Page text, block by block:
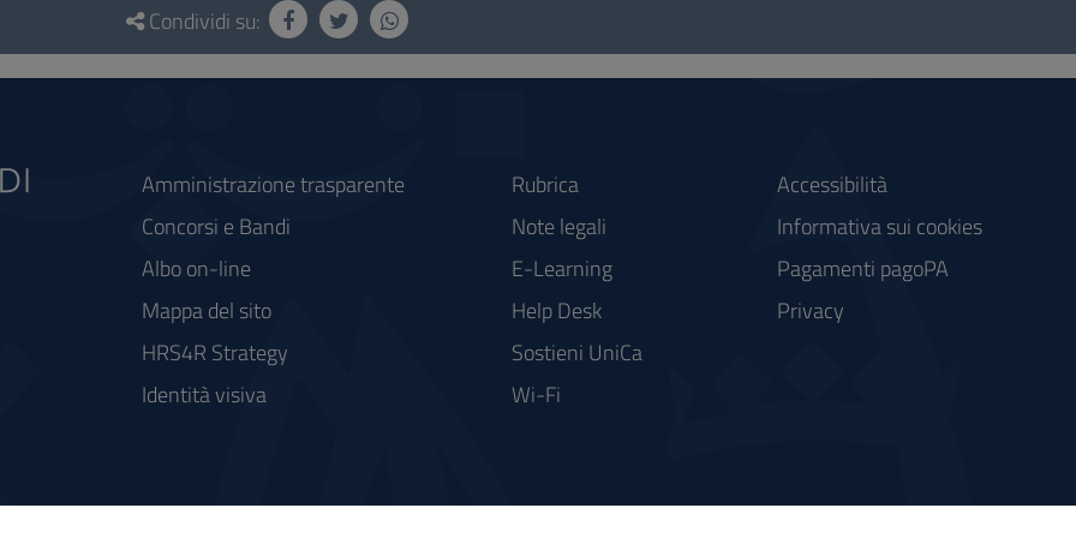
Condividi su:
Amministrazione trasparente
Concorsi e Bandi
Albo on-line
Mappa del sito
HRS4R Strategy
Identità visiva
Rubrica
Note legali
E-Learning
Help Desk
Sostieni UniCa
Wi-Fi
Accessibilità
Informativa sui cookies
Pagamenti pagoPA
Privacy